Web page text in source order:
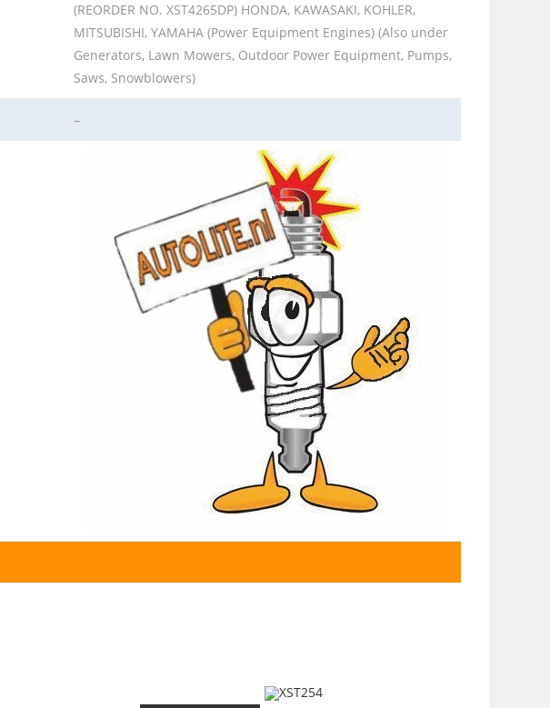
(REORDER NO. XST4265DP) HONDA, KAWASAKI, KOHLER,
MITSUBISHI, YAMAHA (Power Equipment Engines) (Also under
Generators, Lawn Mowers, Outdoor Power Equipment, Pumps,
Saws, Snowblowers)
–